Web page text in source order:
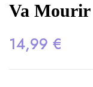
Va Mourir
14,99 €